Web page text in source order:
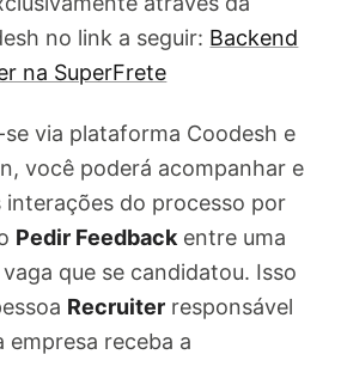
no link a seguir: Backend
na SuperFrete
via plataforma Coodesh e
você poderá acompanhar e
interações do processo por
Pedir Feedbackentre uma
que se candidatou. Isso
Recruiter responsável
empresa receba a